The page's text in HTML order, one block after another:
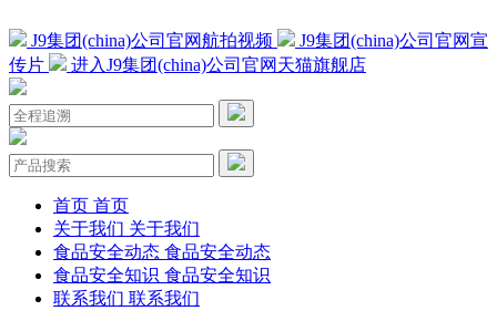
J9集团(china)公司官网航拍视频
J9集团(china)公司官网宣
传片
进入J9集团(china)公司官网天猫旗舰店
首页 首页
关于我们 关于我们
食品安全动态 食品安全动态
食品安全知识 食品安全知识
联系我们 联系我们